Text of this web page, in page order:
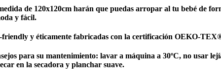
de 120x120cm harán que puedas arropar al tu bebé de
y fácil.
friendly y éticamente fabricadas con la certificación OEKO-
para su mantenimiento: lavar a máquina a 30ºC, no usar
en la secadora y planchar suave.